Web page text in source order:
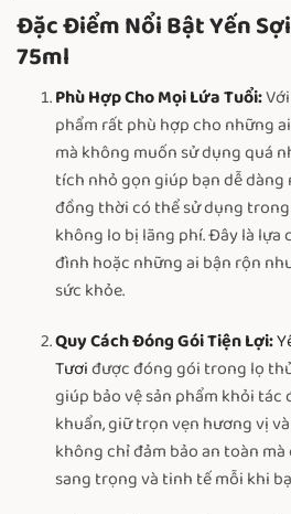
Đặc Điểm Nổi Bật Yến
75ml
Phù Hợp Cho Mọi Lứa Tuổi:
phẩm rất phù hợp cho những
mà không muốn sử dụng quá
tích nhỏ gọn giúp bạn dễ
đồng thời có thể sử dụng
không lo bị lãng phí. Đây là
đình hoặc những ai bận rộn
sức khỏe.
Quy Cách Đóng Gói Tiện Lợi:
Tươiđược đóng gói trong lọ
giúp bảo vệ sản phẩm khỏi
khuẩn, giữ trọn vẹn hương vị
không chỉ đảm bảo an toàn
sang trọng và tinh tế mỗi khi